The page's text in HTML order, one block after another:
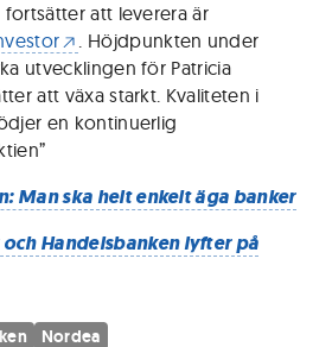
att leverera är
. Höjdpunkten under
utvecklingen för Patricia
att växa starkt. Kvaliteten i
en kontinuerlig
Man ska helt enkelt äga banker
Handelsbanken lyfter på
Nordea